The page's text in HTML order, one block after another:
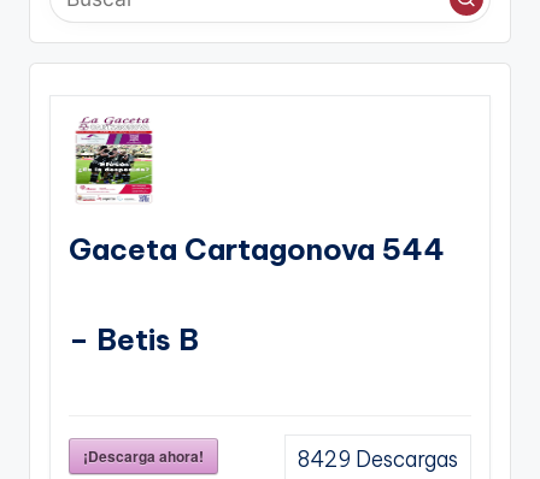
Gaceta Cartagonova 544
– Betis B
¡Descarga ahora! 8429 Descargas